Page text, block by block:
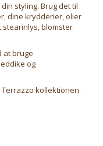
styling. Brug det til
dine krydderier, olier
stearinlys, blomster
at bruge
og
kollektionen.